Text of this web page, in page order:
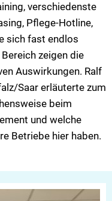
verschiedenste
Pflege-Hotline,
sich fast endlos
zeigen die
Auswirkungen. Ralf
Saar erläuterte zum
beim
und welche
Betriebe hier haben.